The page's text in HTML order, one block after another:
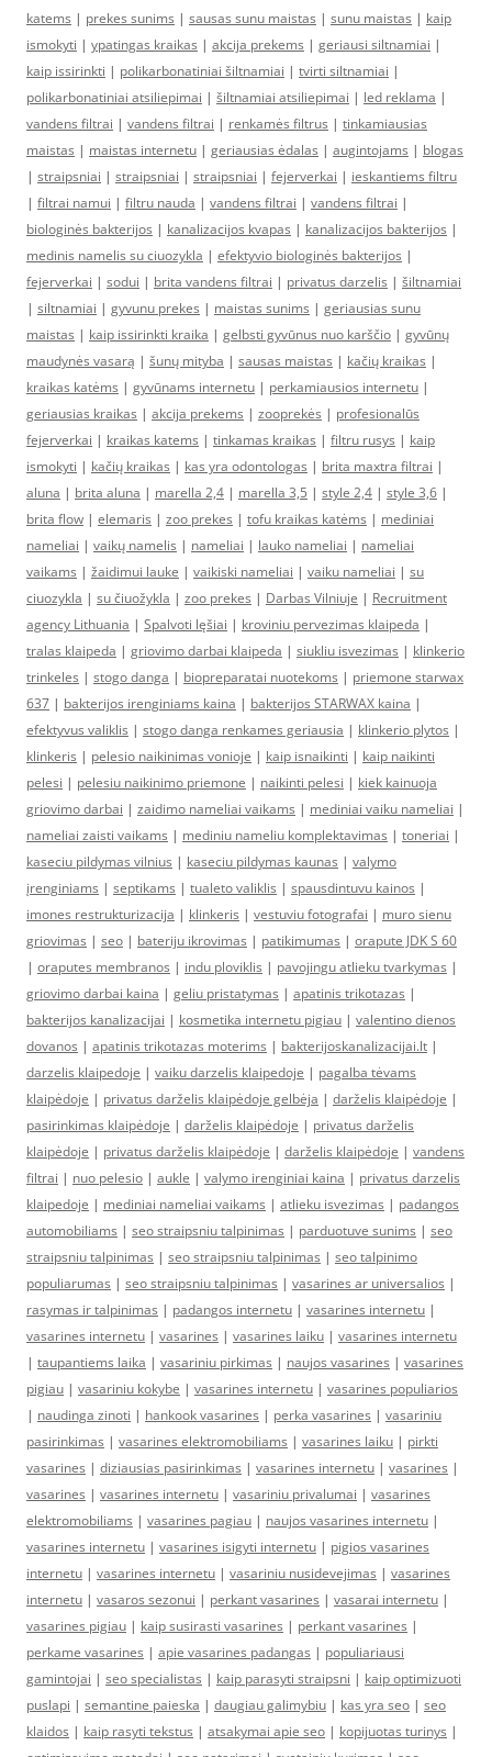
katems | prekes sunims | sausas sunu maistas | sunu maistas | kaip
ismokyti | ypatingas kraikas | akcija prekems | geriausi siltnamiai |
kaip issirinkti | polikarbonatiniai šiltnamiai | tvirti siltnamiai |
polikarbonatiniai atsiliepimai | šiltnamiai atsiliepimai | led reklama |
vandens filtrai | vandens filtrai | renkamės filtrus | tinkamiausias
maistas | maistas internetu | geriausias ėdalas | augintojams | blogas
| straipsniai | straipsniai | straipsniai | fejerverkai | ieskantiems filtru
| filtrai namui | filtru nauda | vandens filtrai | vandens filtrai |
biologinės bakterijos | kanalizacijos kvapas | kanalizacijos bakterijos |
medinis namelis su ciuozykla | efektyvio biologinės bakterijos |
fejerverkai | sodui | brita vandens filtrai | privatus darzelis | šiltnamiai
| siltnamiai | gyvunu prekes | maistas sunims | geriausias sunu
maistas | kaip issirinkti kraika | gelbsti gyvūnus nuo karščio | gyvūnų
maudynės vasarą | šunų mityba | sausas maistas | kačių kraikas |
kraikas katėms | gyvūnams internetu | perkamiausios internetu |
geriausias kraikas | akcija prekems | zooprekės | profesionalūs
fejerverkai | kraikas katems | tinkamas kraikas | filtru rusys | kaip
ismokyti | kačių kraikas | kas yra odontologas | brita maxtra filtrai |
aluna | brita aluna | marella 2,4 | marella 3,5 | style 2,4 | style 3,6 |
brita flow | elemaris | zoo prekes | tofu kraikas katėms | mediniai
nameliai | vaikų namelis | nameliai | lauko nameliai | nameliai
vaikams | žaidimui lauke | vaikiski nameliai | vaiku nameliai | su
ciuozykla | su čiuožykla | zoo prekes | Darbas Vilniuje | Recruitment
agency Lithuania | Spalvoti lęšiai | kroviniu pervezimas klaipeda |
tralas klaipeda | griovimo darbai klaipeda | siukliu isvezimas | klinkerio
trinkeles | stogo danga | biopreparatai nuotekoms | priemone starwax
637 | bakterijos irenginiams kaina | bakterijos STARWAX kaina |
efektyvus valiklis | stogo danga renkames geriausia | klinkerio plytos |
klinkeris | pelesio naikinimas vonioje | kaip isnaikinti | kaip naikinti
pelesi | pelesiu naikinimo priemone | naikinti pelesi | kiek kainuoja
griovimo darbai | zaidimo nameliai vaikams | mediniai vaiku nameliai |
nameliai zaisti vaikams | mediniu nameliu komplektavimas | toneriai |
kaseciu pildymas vilnius | kaseciu pildymas kaunas | valymo
įrenginiams | septikams | tualeto valiklis | spausdintuvu kainos |
imones restrukturizacija | klinkeris | vestuviu fotografai | muro sienu
griovimas | seo | bateriju ikrovimas | patikimumas | orapute JDK S 60
| oraputes membranos | indu ploviklis | pavojingu atlieku tvarkymas |
griovimo darbai kaina | geliu pristatymas | apatinis trikotazas |
bakterijos kanalizacijai | kosmetika internetu pigiau | valentino dienos
dovanos | apatinis trikotazas moterims | bakterijoskanalizacijai.lt |
darzelis klaipedoje | vaiku darzelis klaipedoje | pagalba tėvams
klaipėdoje | privatus darželis klaipėdoje gelbėja | darželis klaipėdoje |
pasirinkimas klaipėdoje | darželis klaipėdoje | privatus darželis
klaipėdoje | privatus darželis klaipėdoje | darželis klaipėdoje | vandens
filtrai | nuo pelesio | aukle | valymo irenginiai kaina | privatus darzelis
klaipedoje | mediniai nameliai vaikams | atlieku isvezimas | padangos
automobiliams | seo straipsniu talpinimas | parduotuve sunims | seo
straipsniu talpinimas | seo straipsniu talpinimas | seo talpinimo
populiarumas | seo straipsniu talpinimas | vasarines ar universalios |
rasymas ir talpinimas | padangos internetu | vasarines internetu |
vasarines internetu | vasarines | vasarines laiku | vasarines internetu
| taupantiems laika | vasariniu pirkimas | naujos vasarines | vasarines
pigiau | vasariniu kokybe | vasarines internetu | vasarines populiarios
| naudinga zinoti | hankook vasarines | perka vasarines | vasariniu
pasirinkimas | vasarines elektromobiliams | vasarines laiku | pirkti
vasarines | diziausias pasirinkimas | vasarines internetu | vasarines |
vasarines | vasarines internetu | vasariniu privalumai | vasarines
elektromobiliams | vasarines pagiau | naujos vasarines internetu |
vasarines internetu | vasarines isigyti internetu | pigios vasarines
internetu | vasarines internetu | vasariniu nusidevejimas | vasarines
internetu | vasaros sezonui | perkant vasarines | vasarai internetu |
vasarines pigiau | kaip susirasti vasarines | perkant vasarines |
perkame vasarines | apie vasarines padangas | populiariausi
gamintojai | seo specialistas | kaip parasyti straipsni | kaip optimizuoti
puslapi | semantine paieska | daugiau galimybiu | kas yra seo | seo
klaidos | kaip rasyti tekstus | atsakymai apie seo | kopijuotas turinys |